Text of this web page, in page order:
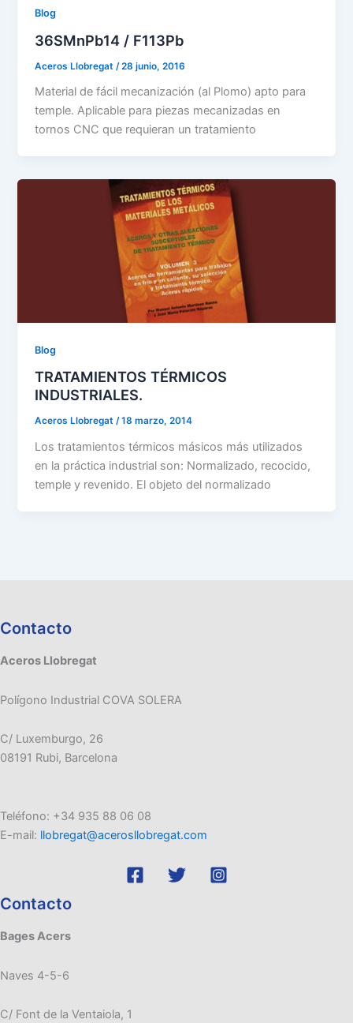
Blog
36SMnPb14 / F113Pb
Aceros Llobregat /28 junio, 2016
Material de fácil mecanización (al Plomo) apto para
temple. Aplicable para piezas mecanizadas en
tornos CNC que requieran un tratamiento
Blog
TRATAMIENTOS TÉRMICOS
INDUSTRIALES.
Aceros Llobregat/18 marzo, 2014
Los tratamientos térmicos másicos más utilizados
en la práctica industrial son: Normalizado, recocido,
temple y revenido. El objeto del normalizado
Contacto
Aceros Llobregat
Polígono Industrial COVA SOLERA
C/ Luxemburgo, 26
08191 Rubi, Barcelona
Teléfono: +34 935 88 06 08
E-mail: llobregat@acerosllobregat.com
Contacto
Bages Acers
Naves 4-5-6
C/ Font de la Ventaiola, 1